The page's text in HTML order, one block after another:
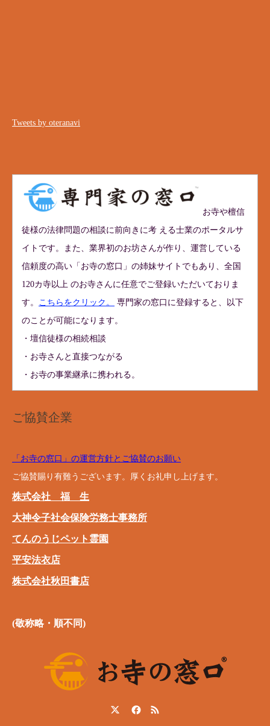
Tweets by oteranavi
お寺や檀信
徒様の法律問題の相談に前向きに考 える士業のポータルサ
イトです。また、業界初のお坊さんが作り、運営している
信頼度の高い「お寺の窓口」の姉妹サイトでもあり、全国
120カ寺以上 のお寺さんに任意でご登録いただいておりま
す。 こちらをクリック。
専門家の窓口に登録すると、以下
のことが可能になります。
・壇信徒様の相続相談
・お寺さんと直接つながる
・お寺の事業継承に携われる。
ご協賛企業
「お寺の窓口」の運営方針とご協賛のお願い
ご協賛賜り有難うございます。厚くお礼申し上げます。
株式会社 福 生
大神令子社会保険労務士事務所
てんのうじペット霊園
平安法衣店
株式会社秋田書店
(敬称略・順不同)